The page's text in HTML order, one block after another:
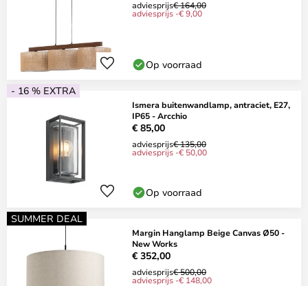
adviesprijs€ 164,00
adviesprijs -€ 9,00
Op voorraad
- 16 % EXTRA
Ismera buitenwandlamp, antraciet, E27,
IP65 - Arcchio
€ 85,00
adviesprijs€ 135,00
adviesprijs -€ 50,00
Op voorraad
SUMMER DEAL
Margin Hanglamp Beige Canvas Ø50 -
New Works
€ 352,00
adviesprijs€ 500,00
adviesprijs -€ 148,00